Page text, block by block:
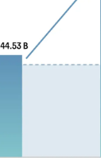
Imagem ©